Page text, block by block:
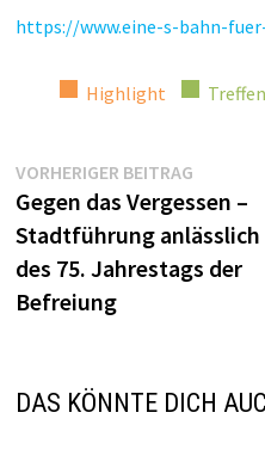
https://www.eine-s-bahn-
Highlight
VORHERIGER BEITRAG
Beitrag:
Gegen das Vergessen –
Stadtführung anlässlich
des 75. Jahrestags der
Befreiung
DAS KÖNNTE DICH